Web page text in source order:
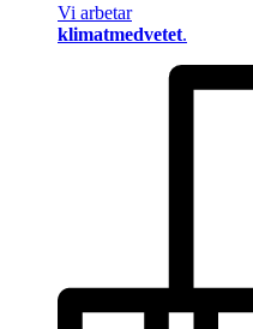
Vi arbetar
klimatmedvetet.